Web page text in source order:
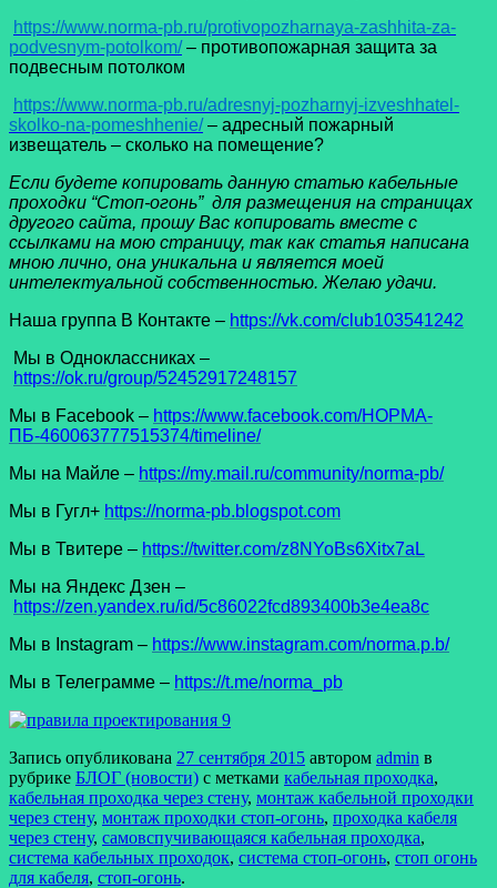
https://www.norma-pb.ru/protivopozharnaya-zashhita-za-
podvesnym-potolkom/– противопожарная защита за
подвесным потолком
https://www.norma-pb.ru/adresnyj-pozharnyj-izveshhatel-
skolko-na-pomeshhenie/– адресный пожарный
извещатель – сколько на помещение?
Если будете копировать данную статью кабельные
проходки “Стоп-огонь” для размещения на страницах
другого сайта, прошу Вас копировать вместе с
ссылками на мою страницу, так как статья написана
мною лично, она уникальна и является моей
интелектуальной собственностью. Желаю удачи.
Наша группа В Контакте – https://vk.com/club103541242
Мы в Одноклассниках –
https://ok.ru/group/52452917248157
Мы в Facеbook – https://www.facebook.com/НОРМА-
ПБ-460063777515374/timeline/
Мы на Майле – https://my.mail.ru/community/norma-pb/
Мы в Гугл+ https://norma-pb.blogspot.com
Мы в Твитере – https://twitter.com/z8NYoBs6Xitx7aL
Мы на Яндекс Дзен –
https://zen.yandex.ru/id/5c86022fcd893400b3e4ea8c
Мы в Instagram – https://www.instagram.com/norma.p.b/
Мы в Телеграмме – https://t.me/norma_pb
Запись опубликована 27 сентября 2015 автором admin в
рубрике БЛОГ (новости) с метками кабельная проходка,
кабельная проходка через стену, монтаж кабельной проходки
через стену, монтаж проходки стоп-огонь, проходка кабеля
через стену, самовспучивающаяся кабельная проходка,
система кабельных проходок, система стоп-огонь, стоп огонь
для кабеля, стоп-огонь.